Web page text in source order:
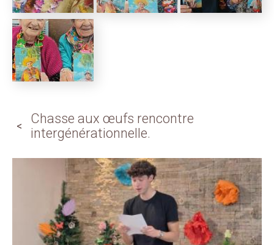
Chasse aux œufs rencontre
intergénérationnelle.